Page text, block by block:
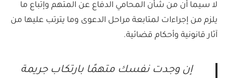
لا سيما أن من شأن المحامي الدفاع عن المتهم وإتباع ما
يلزم من إجراءات لمتابعة مراحل الدعوى وما يترتب عليها من
آثار قانونية وأحكام قضائية.
إن وجدت نفسك متهمًا بارتكاب جريمة